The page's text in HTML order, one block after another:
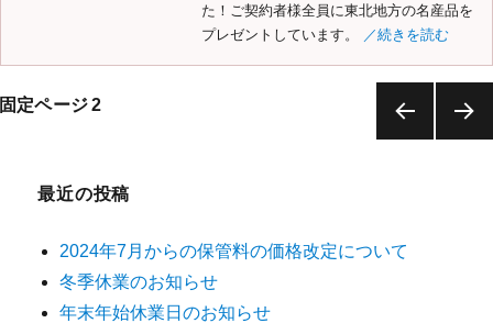
た！ご契約者様全員に東北地方の名産品を
プレゼントしています。
／続きを読む
固定ページ2
最近の投稿
2024年7月からの保管料の価格改定について
冬季休業のお知らせ
年末年始休業日のお知らせ